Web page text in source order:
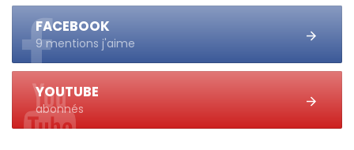
FACEBOOK
9 mentions j'aime
YOUTUBE
abonnés